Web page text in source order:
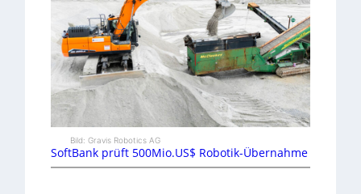
Bild: Gravis Robotics AG
SoftBank prüft 500Mio.US$ Robotik-Übernahme